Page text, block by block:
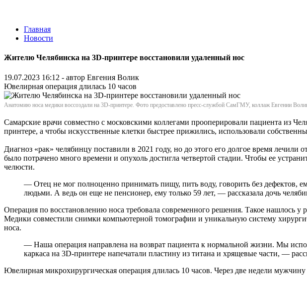
Главная
Новости
Жителю Челябинска на 3D-принтере восстановили удаленный нос
19.07.2023 16:12 - автор Евгения Волик
Ювелирная операция длилась 10 часов
Анатомию носа медики воссоздали на 3D-принтере. Фото предоставлено пресс-службой СамГМУ, коллаж Евгении
Самарские врачи совместно с московскими коллегами прооперировали пациента из
принтере, а чтобы искусственные клетки быстрее прижились, использовали
Диагноз «рак» челябинцу поставили в 2021 году, но до этого его долгое время
было потрачено много времени и опухоль достигла четвертой стадии. Чтобы ее
челюсти.
— Отец не мог полноценно принимать пищу, пить воду, говорить без дефектов,
людьми. А ведь он еще не пенсионер, ему только 59 лет, — рассказала дочь
Операция по восстановлению носа требовала современного решения. Такое нашлось
Медики совместили снимки компьютерной томографии и уникальную систему
носа.
— Наша операция направлена на возврат пациента к нормальной жизни. Мы
каркаса на 3D-принтере напечатали пластину из титана и хрящевые части, —
Ювелирная микрохирургическая операция длилась 10 часов. Через две недели